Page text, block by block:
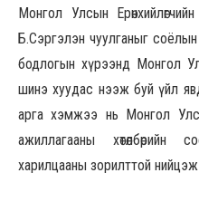
Монгол Улсын
Б.Сэргэлэн чуулганыг соёлын
бодлогын хүрээнд Монгол
шинэ хуудас нээж буй үйл
арга хэмжээ нь Монгол
ажиллагааны хөтөлбөрийн
харилцааны зорилттой